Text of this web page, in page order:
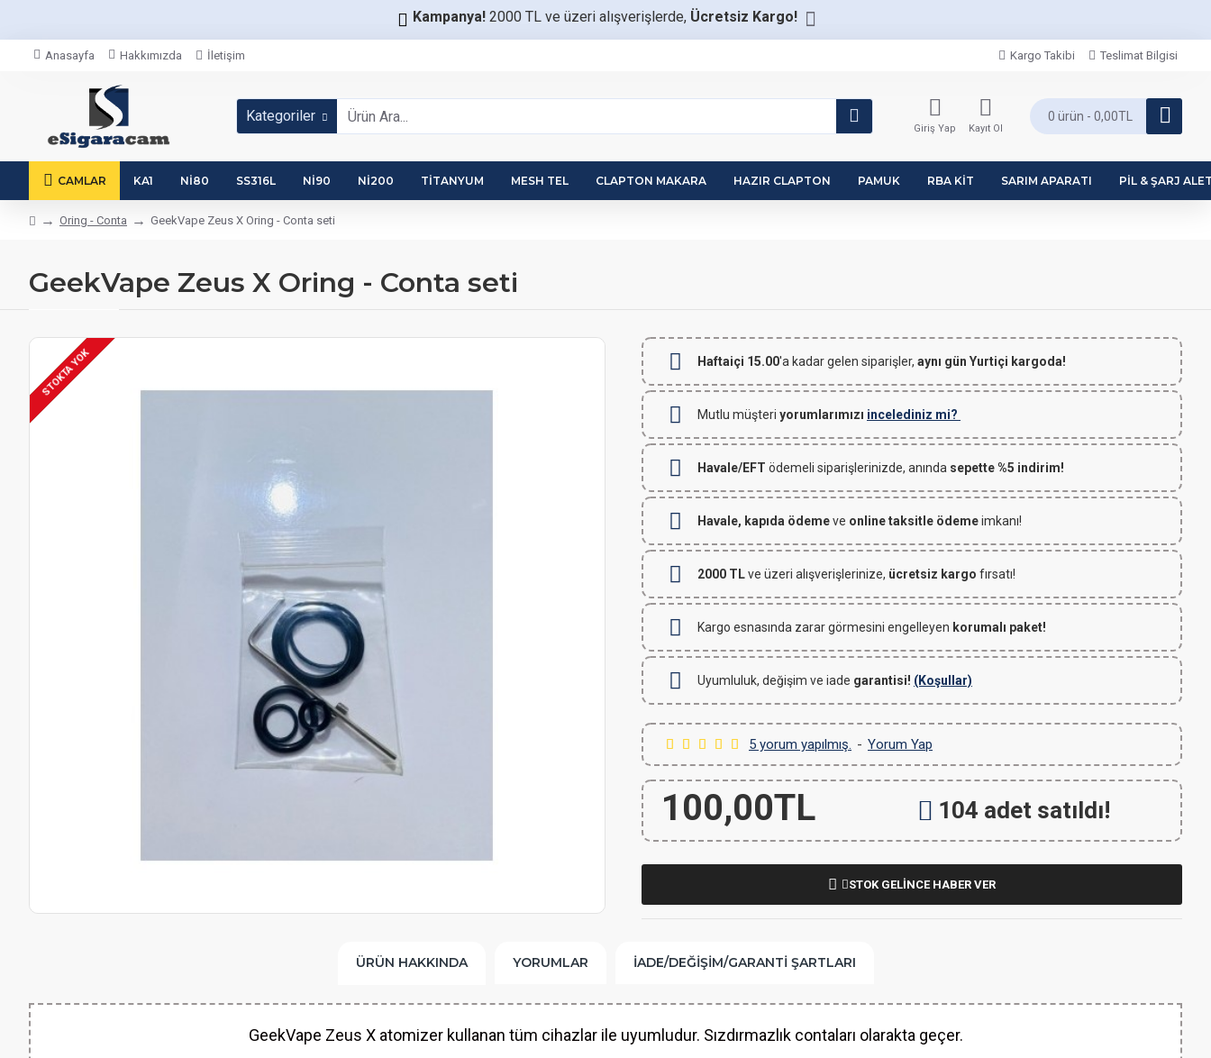
Kampanya! 2000 TL ve üzeri alışverişlerde, Ücretsiz Kargo!
Anasayfa Hakkımızda İletişim Kargo Takibi Teslimat Bilgisi
Kategoriler
Giriş Yap Kayıt Ol
0 ürün - 0,00TL
CAMLAR KA1 NI80 SS316L NI90 NI200 TITANYUM MESH TEL CLAPTON MAKARA HAZIR CLAPTON PAMUK RBA KIT SARIM APARATI PIL & ŞARJ
Oring - Conta GeekVape Zeus X Oring - Conta seti
GeekVape Zeus X Oring - Conta seti
STOKTA VAR
STOKTA YOK Haftaiçi 15.00'a kadar gelen siparişler, aynı gün Yurtiçi kargoda!
Mutlu müşteri yorumlarımızı incelediniz mi?
Havale/EFT ödemeli siparişlerinizde, anında sepette %5 indirim!
Havale, kapıda ödemeve online taksitle ödemeimkanı!
2000 TLve üzeri alışverişlerinize, ücretsiz kargo fırsatı!
Kargo esnasında zarar görmesini engelleyen korumalı paket!
Uyumluluk, değişim ve iade garantisi! (Koşullar)
5 yorum yapılmış. - Yorum Yap
100,00TL 104 adet satıldı!
STOK GELİNCE HABER VER
ÜRÜN HAKKINDA YORUMLAR İADE/DEĞIŞIM/GARANTI ŞARTLARI
GeekVape Zeus X atomizer kullanan tüm cihazlar ile uyumludur. Sızdırmazlık contaları olarakta geçer.